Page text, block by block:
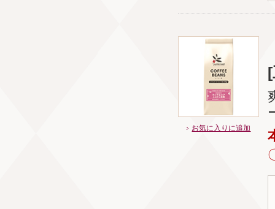
お気に入りに追加